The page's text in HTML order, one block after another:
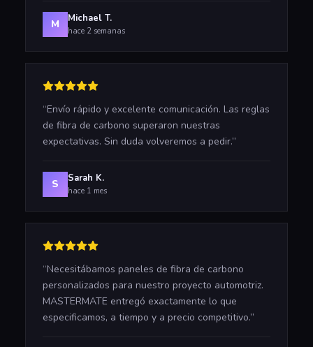
M Michael T.
hace 2 semanas
“Envío rápido y excelente comunicación. Las reglas
de fibra de carbono superaron nuestras
expectativas. Sin duda volveremos a pedir.”
S Sarah K.
hace 1 mes
“Necesitábamos paneles de fibra de carbono
personalizados para nuestro proyecto automotriz.
MASTERMATE entregó exactamente lo que
especificamos, a tiempo y a precio competitivo.”